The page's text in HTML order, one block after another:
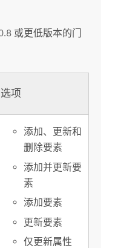
或更低版本的门
选项
添加、更新和
删除要素
添加并更新要
素
添加要素
更新要素
仅更新属性